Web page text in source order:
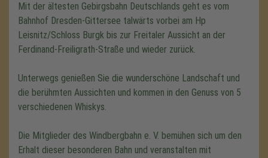
Mit der ältesten Gebirgsbahn Deutschlands geht es vom
Bahnhof Dresden-Gittersee talwärts vorbei am Hp
Leisnitz/Schloss Burgk bis zur Freitaler Aussicht an der
Ferdinand-Freiligrath-Straße und wieder zurück.
Unterwegs genießen Sie die wunderschöne Landschaft und
die berühmten Aussichten und kommen in den Genuss von 5
verschiedenen Whiskys.
Die Mitglieder des Windbergbahn e. V. bemühen sich um den
Erhalt dieser besonderen Bahn und veranstalten mit